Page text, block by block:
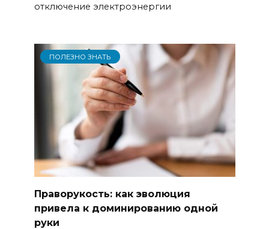
отключение электроэнергии
ПОЛЕЗНО ЗНАТЬ
Праворукость: как эволюция
привела к доминированию одной
руки